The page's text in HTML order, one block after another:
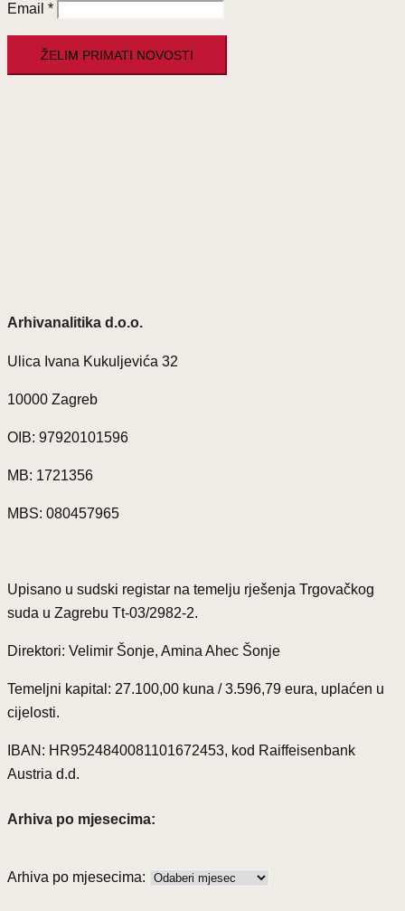
Email *
Arhivanalitika d.o.o.
Ulica Ivana Kukuljevića 32
10000 Zagreb
OIB: 97920101596
MB: 1721356
MBS: 080457965
Upisano u sudski registar na temelju rješenja Trgovačkog
suda u Zagrebu Tt-03/2982-2.
Direktori: Velimir Šonje, Amina Ahec Šonje
Temeljni kapital: 27.100,00 kuna / 3.596,79 eura, uplaćen u
cijelosti.
IBAN: HR9524840081101672453, kod Raiffeisenbank
Austria d.d.
Arhiva po mjesecima:
Arhiva po mjesecima: